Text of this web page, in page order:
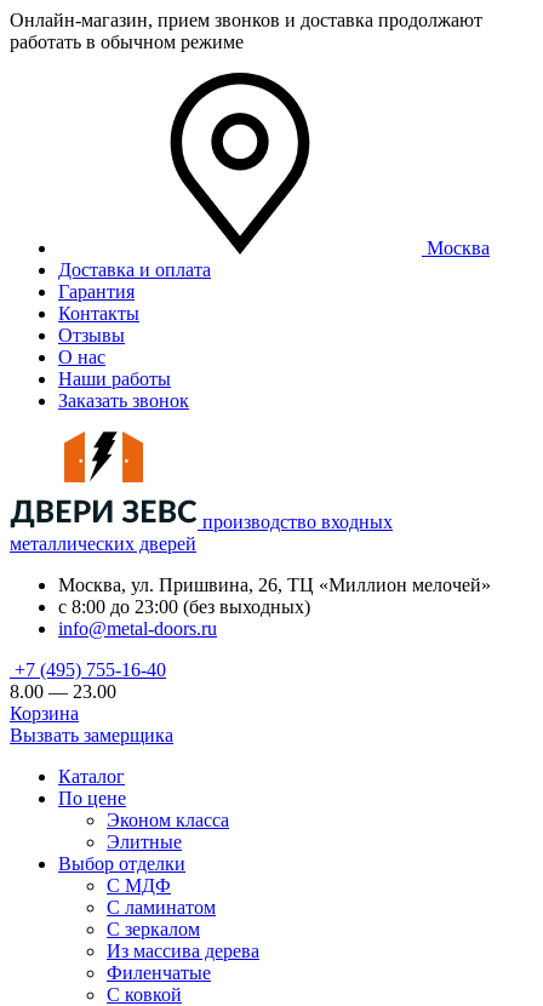
Онлайн-магазин, прием звонков и доставка продолжают
работать в обычном режиме
Москва
Доставка и оплата
Гарантия
Контакты
Отзывы
О нас
Наши работы
Заказать звонок
производство входных
металлических дверей
Москва, ул. Пришвина, 26, ТЦ «Миллион мелочей»
с 8:00 до 23:00 (без выходных)
info@metal-doors.ru
+7 (495) 755-16-40
8.00 — 23.00
Корзина
Вызвать замерщика
Каталог
По цене
Эконом класса
Элитные
Выбор отделки
С МДФ
С ламинатом
С зеркалом
Из массива дерева
Филенчатые
С ковкой